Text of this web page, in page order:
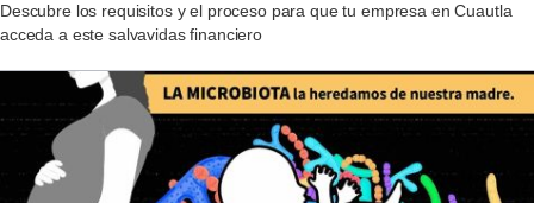
Descubre los requisitos y el proceso para que tu empresa en Cuautla
acceda a este salvavidas financiero